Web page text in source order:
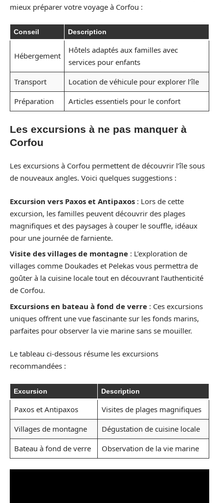
mieux préparer votre voyage à Corfou :
Conseil Description
Hébergement
Hôtels adaptés aux familles avec
services pour enfants
Transport
Location de véhicule pour explorer l’île
Préparation
Articles essentiels pour le confort
Les excursions à ne pas manquer à
Corfou
Les excursions à Corfou permettent de découvrir l’île sous
de nouveaux angles. Voici quelques suggestions :
Excursion vers Paxos et Antipaxos : Lors de cette
excursion, les familles peuvent découvrir des plages
magnifiques et des paysages à couper le souffle, idéaux
pour une journée de farniente.
Visite des villages de montagne : L’exploration de
villages comme Doukades et Pelekas vous permettra de
goûter à la cuisine locale tout en découvrant l’authenticité
de Corfou.
Excursions en bateau à fond de verre : Ces excursions
uniques offrent une vue fascinante sur les fonds marins,
parfaites pour observer la vie marine sans se mouiller.
Le tableau ci-dessous résume les excursions
recommandées :
Excursion Description
Paxos et Antipaxos
Visites de plages magnifiques
Villages de montagne
Dégustation de cuisine locale
Bateau à fond de verre
Observation de la vie marine